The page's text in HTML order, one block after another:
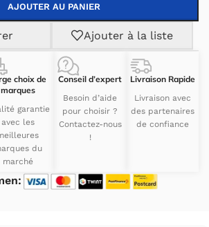
AJOUTER AU PANIER
Ajouter à la liste
choix de
marques
garantie
avec les
du
marché
Conseil d’expert
Besoin d’aide
pour choisir ?
Contactez-nous
!
Livraison Rapide
Livraison avec
des partenaires
de confiance